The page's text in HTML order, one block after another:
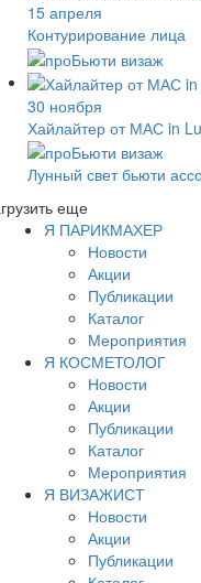
15 апреля
Контурирование лица
30 ноября
Хайлайтер от МАС in
Лунный свет бьюти
еще
Я ПАРИКМАХЕР
Новости
Акции
Публикации
Каталог
Мероприятия
Я КОСМЕТОЛОГ
Новости
Акции
Публикации
Каталог
Мероприятия
Я ВИЗАЖИСТ
Новости
Акции
Публикации